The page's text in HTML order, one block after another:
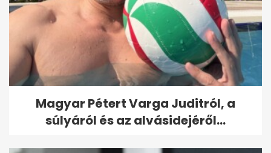
Magyar Pétert Varga Juditról, a
súlyáról és az alvásidejéről...